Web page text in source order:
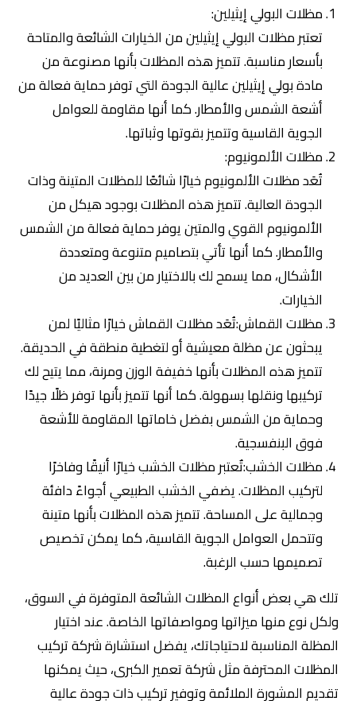
مظلات البولي إيثيلين:
تعتبر مظلات البولي إيثيلين من الخيارات الشائعة والمتاحة
بأسعار مناسبة. تتميز هذه المظلات بأنها مصنوعة من
مادة بولي إيثيلين عالية الجودة التي توفر حماية فعالة من
أشعة الشمس والأمطار. كما أنها مقاومة للعوامل
الجوية القاسية وتتميز بقوتها وثباتها.
مظلات الألمونيوم:
تُعَد مظلات الألمونيوم خيارًا شائعًا للمظلات المتينة وذات
الجودة العالية. تتميز هذه المظلات بوجود هيكل من
الألمونيوم القوي والمتين يوفر حماية فعالة من الشمس
والأمطار. كما أنها تأتي بتصاميم متنوعة ومتعددة
الأشكال، مما يسمح لك بالاختيار من بين العديد من
الخيارات.
مظلات القماش:تُعَد مظلات القماش خيارًا مثاليًا لمن
يبحثون عن مظلة معيشية أو لتغطية منطقة في الحديقة.
تتميز هذه المظلات بأنها خفيفة الوزن ومرنة، مما يتيح لك
تركيبها ونقلها بسهولة. كما أنها تتميز بأنها توفر ظلًا جيدًا
وحماية من الشمس بفضل خاماتها المقاومة للأشعة
فوق البنفسجية.
مظلات الخشب:تٌعتبر مظلات الخشب خيارًا أنيقًا وفاخرًا
لتركيب المظلات. يضفي الخشب الطبيعي أجواءً دافئة
وجمالية على المساحة. تتميز هذه المظلات بأنها متينة
وتتحمل العوامل الجوية القاسية، كما يمكن تخصيص
تصميمها حسب الرغبة.
تلك هي بعض أنواع المظلات الشائعة المتوفرة في السوق،
ولكل نوع منها ميزاتها ومواصفاتها الخاصة. عند اختيار
المظلة المناسبة لاحتياجاتك، يفضل استشارة شركة تركيب
المظلات المحترفة مثل شركة تعمير الكبرى، حيث يمكنها
تقديم المشورة الملائمة وتوفير تركيب ذات جودة عالية